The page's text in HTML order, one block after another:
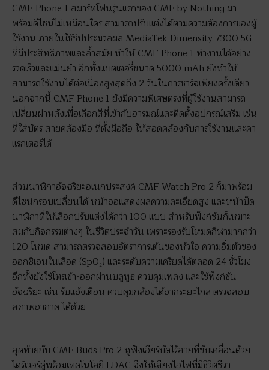
CMF Phone 1 สมาร์ทโฟนรุ่นแรกของ CMF by Nothing มา
พร้อมดีไซน์ไม่เหมือนใคร สามารถปรับแต่งได้ตามความต้องการของผู้
ใช้งาน ภายในใช้ชิปประมวลผล MediaTek Dimensity 7300 5G
ที่มีประสิทธิภาพและล้ำสมัย ทำให้ CMF Phone 1 ทำงานได้อย่าง
รวดเร็วและแม่นยำ อีกทั้งแบตเตอรี่ขนาด 5000 mAh ยังทำให้
สามารถใช้งานได้ต่อเนื่องสูงสุดถึง 2 วันในการชาร์จเพียงครั้งเดียว
นอกจากนี้ CMF Phone 1 ยังมีความพิเศษตรงที่ผู้ใช้งานสามารถ
เปลี่ยนฝาหลังเพื่อเลือกสีที่เข้ากับอารมณ์และติดตั้งอุปกรณ์เสริม เช่น
ที่ใส่บัตร สายคล้องมือ ที่ตั้งมือถือ ให้สอดคล้องกับการใช้งานและคา
แรกเตอร์ได้
ส่วนนาฬิกาอัจฉริยะอเนกประสงค์ CMF Watch Pro 2 ก็มาพร้อม
ดีไซน์กรอบเปลี่ยนได้ หน้าจอแสดงผลความละเอียดสูง และหน้าปัด
นาฬิกาที่ให้เลือกปรับแต่งได้กว่า 100 แบบ สำหรับฟังก์ชันก็เหมาะ
สมกับกิจกรรมต่างๆ ในชีวิตประจำวัน เพราะรองรับโหมดกีฬามากกว่า
120 โหมด สามารถตรวจสอบอัตราการเต้นของหัวใจ ความอิ่มตัวของ
ออกซิเจนในเลือด (SpO₂) และระดับความเครียดได้ตลอด 24 ชั่วโมง
อีกทั้งยังใช้โทรเข้า-ออกผ่านบลูทูธ ควบคุมเพลง และใช้ฟังก์ชัน
อัจฉริยะ เช่น รับแจ้งเตือน ควบคุมกล้องได้จากระยะไกล ตรวจสอบ
สภาพอากาศ ได้ด้วย
สุดท้ายกับ CMF Buds Pro 2 หูฟังเอียร์บัดไร้สายที่ขับเคลื่อนด้วย
ไดร์เวอร์คู่พร้อมเทคโนโลยี LDAC จึงให้เสียงไฮไฟที่มีชีวิตชีวา